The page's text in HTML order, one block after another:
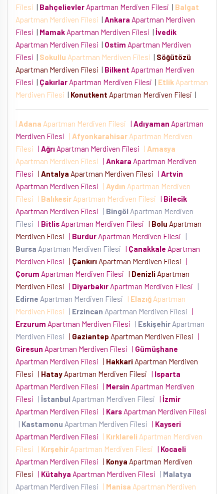
Filesi | Bahçelievler Apartman Merdiven Filesi | Balgat
Apartman Merdiven Filesi | Ankara Apartman Merdiven
Filesi | Mamak Apartman Merdiven Filesi | İvedik
Apartman Merdiven Filesi | Ostim Apartman Merdiven
Filesi | Sokullu Apartman Merdiven Filesi | Söğütözü
Apartman Merdiven Filesi | Bilkent Apartman Merdiven
Filesi | Çakırlar Apartman Merdiven Filesi | Etlik Apartman
Merdiven Filesi | Konutkent Apartman Merdiven Filesi |
| Adana Apartman Merdiven Filesi | Adıyaman Apartman
Merdiven Filesi
| Afyonkarahisar Apartman Merdiven
Filesi | Ağrı Apartman Merdiven Filesi | Amasya
Apartman Merdiven Filesi | Ankara Apartman Merdiven
Filesi | Antalya Apartman Merdiven Filesi | Artvin
Apartman Merdiven Filesi
| Aydın Apartman Merdiven
Filesi
| Balıkesir Apartman Merdiven Filesi | Bilecik
Apartman Merdiven Filesi
| Bingöl Apartman Merdiven
Filesi | Bitlis Apartman Merdiven Filesi | Bolu Apartman
Merdiven Filesi | Burdur Apartman Merdiven Filesi
|
Bursa Apartman Merdiven Filesi | Çanakkale Apartman
Merdiven Filesi | Çankırı Apartman Merdiven Filesi |
Çorum Apartman Merdiven Filesi | Denizli Apartman
Merdiven Filesi | Diyarbakır Apartman Merdiven Filesi
|
Edirne Apartman Merdiven Filesi | Elazığ Apartman
Merdiven Filesi
| Erzincan Apartman Merdiven Filesi |
Erzurum Apartman Merdiven Filesi | Eskişehir Apartman
Merdiven Filesi | Gaziantep Apartman Merdiven Filesi |
Giresun Apartman Merdiven Filesi | Gümüşhane
Apartman Merdiven Filesi | Hakkari Apartman Merdiven
Filesi | Hatay Apartman Merdiven Filesi | Isparta
Apartman Merdiven Filesi | Mersin Apartman Merdiven
Filesi
| İstanbul Apartman Merdiven Filesi | İzmir
Apartman Merdiven Filesi | Kars Apartman Merdiven Filesi
| Kastamonu Apartman Merdiven Filesi | Kayseri
Apartman Merdiven Filesi
| Kırklareli Apartman Merdiven
Filesi
| Kırşehir Apartman Merdiven Filesi | Kocaeli
Apartman Merdiven Filesi | Konya Apartman Merdiven
Filesi | Kütahya Apartman Merdiven Filesi | Malatya
Apartman Merdiven Filesi
| Manisa Apartman Merdiven